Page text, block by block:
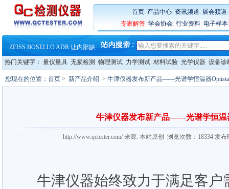
首页: 产品中心: 资讯频道: 展会频道
专家解答: 学会协会: 行业资料: 电子样本
大牌云集 买家升级 ——26
蔡司软件 | 高效变形分析能
铸就AI服务器质量动脉 – 高
·铸就AI服务器质量动脉 – 高
·ZEISS BOSELLO ADR 让内部缺
·蔡司和亿纬锂能达成战略合作
·大牌云集 买家升级 ——26
热门关键字： 量仪量具 无损检测 物理测试 力学测试 材料试验 光学仪器 设备诊
您现在的位置： 首页 > 新产品介绍 > 牛津仪器发布新产品——光谱学恒温器
牛津仪器发布新产品——光谱学恒温
http://www.qctester.com/ 来源: 本站原创 浏览次数：18334 发
牛津仪器始终致力于满足客户